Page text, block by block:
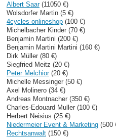
Albert Saar(11050 €)
Wolsdorfer Martin (5 €)
4cycles onlineshop (100 €)
Michelbacher Kinder (70 €)
Benjamin Martini (200 €)
Benjamin Martini Martini (160 €)
Dirk Müller (80 €)
Siegfried Meitz (20 €)
Peter Melchior(20 €)
Michelle Messinger (50 €)
Axel Molinero (34 €)
Andreas Montnacher (350 €)
Charles-Edouard Muller (100 €)
Herbert Neisius (25 €)
Niedermeier Event & Marketing (500
Rechtsanwalt (150 €)